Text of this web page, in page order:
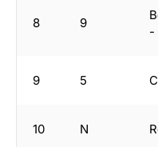
8 9
-
9 5
10 N